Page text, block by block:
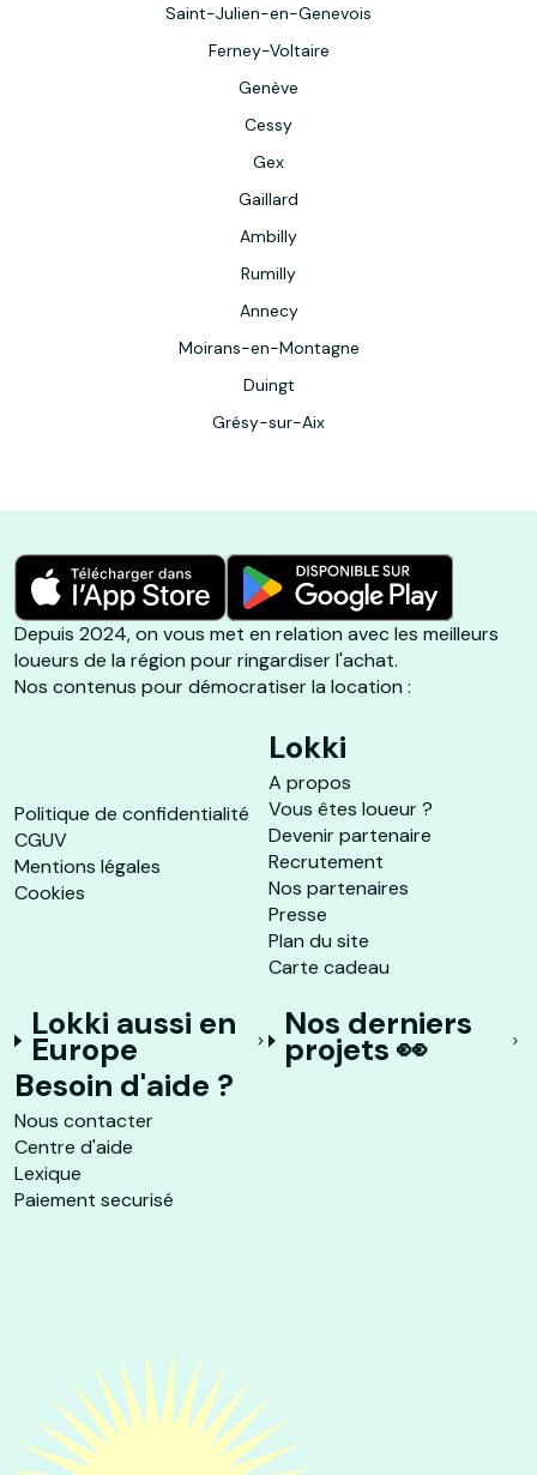
Saint-Julien-en-Genevois
Ferney-Voltaire
Genève
Cessy
Gex
Gaillard
Ambilly
Rumilly
Annecy
Moirans-en-Montagne
Duingt
Grésy-sur-Aix
Depuis 2024, on vous met en relation avec les meilleurs
loueurs de la région pour ringardiser l'achat.
Nos contenus pour démocratiser la location :
Politique de confidentialité
CGUV
Mentions légales
Cookies
Lokki
A propos
Vous êtes loueur ?
Devenir partenaire
Recrutement
Nos partenaires
Presse
Plan du site
Carte cadeau
Lokki aussi en
Europe
Nos derniers
projets 👀
Besoin d'aide ?
Nous contacter
Centre d'aide
Lexique
Paiement securisé